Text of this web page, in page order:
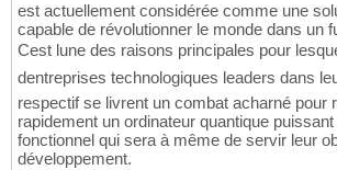
est actuellement considérée comme une
capable de révolutionner le monde dans un
Cest lune des raisons principales pour
dentreprises technologiques leaders dans
respectif se livrent un combat acharné pour
rapidement un ordinateur quantique
fonctionnel qui sera à même de servir leur
développement.